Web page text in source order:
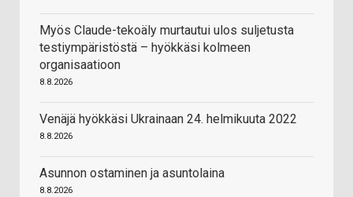
Myös Claude-tekoäly murtautui ulos suljetusta
testiympäristöstä – hyökkäsi kolmeen
organisaatioon
8.8.2026
Venäjä hyökkäsi Ukrainaan 24. helmikuuta 2022
8.8.2026
Asunnon ostaminen ja asuntolaina
8.8.2026